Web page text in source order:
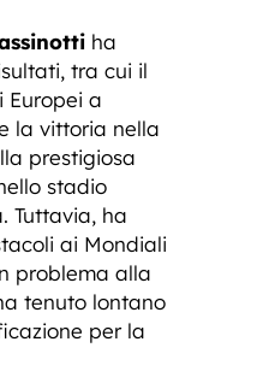
ha
tra cui il
Europei a
la vittoria nella
prestigiosa
stadio
Tuttavia, ha
ai Mondiali
problema alla
tenuto lontano
per la